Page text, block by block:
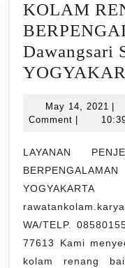
KOLAM
Dawangsari
May 14, 2021 May
14,
Comment
LAYANAN
WA/TELP.
77613 Kami
kolam renang